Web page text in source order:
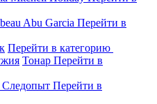
Abu Garcia Перейти в
Перейти в категорию
Тонар Перейти в
Следопыт Перейти в